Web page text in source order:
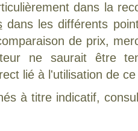
dans la
dans les différents
de prix,
ne saurait être
lié à l'utilisation de
à titre indicatif,